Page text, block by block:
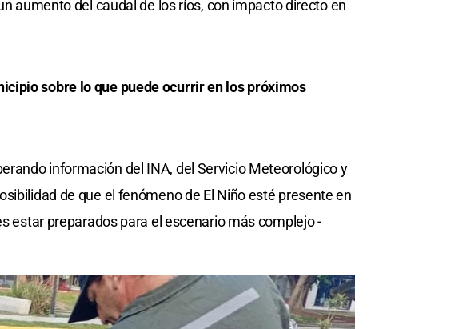
aumento del caudal de los ríos, con impacto directo en
sobre lo que puede ocurrir en los próximos
información del INA, del Servicio Meteorológico y
de que el fenómeno de El Niño esté presente en
estar preparados para el escenario más complejo -